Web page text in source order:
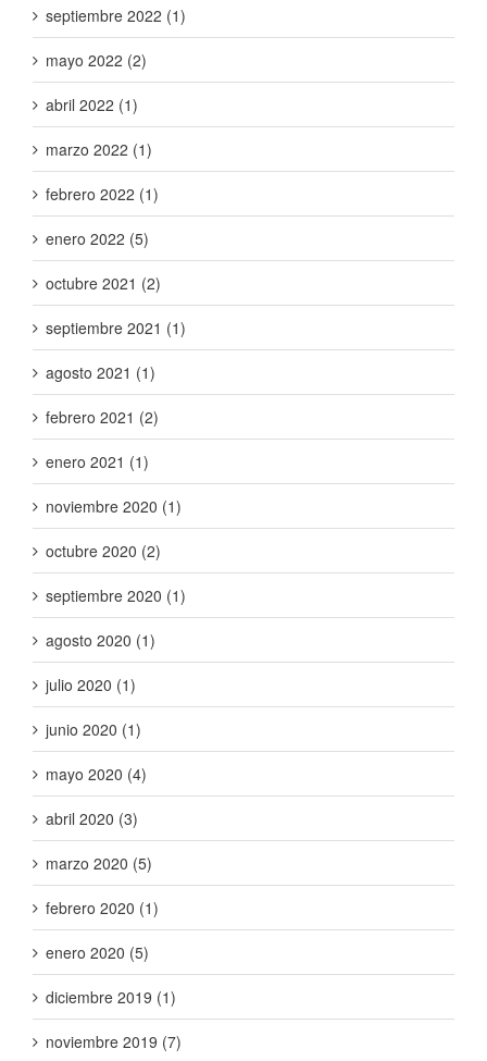
septiembre 2022 (1)
mayo 2022 (2)
abril 2022 (1)
marzo 2022 (1)
febrero 2022 (1)
enero 2022 (5)
octubre 2021 (2)
septiembre 2021 (1)
agosto 2021 (1)
febrero 2021 (2)
enero 2021 (1)
noviembre 2020 (1)
octubre 2020 (2)
septiembre 2020 (1)
agosto 2020 (1)
julio 2020 (1)
junio 2020 (1)
mayo 2020 (4)
abril 2020 (3)
marzo 2020 (5)
febrero 2020 (1)
enero 2020 (5)
diciembre 2019 (1)
noviembre 2019 (7)